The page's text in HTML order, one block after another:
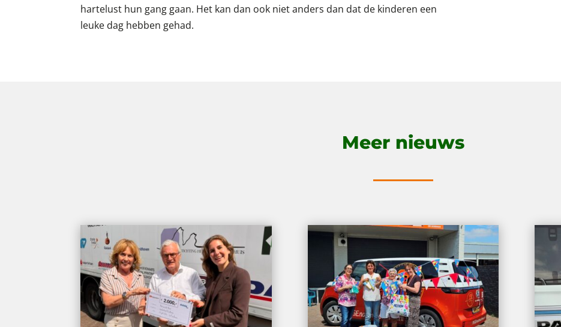
hartelust hun gang gaan. Het kan dan ook niet anders dan dat de kinderen een
leuke dag hebben gehad.
Meer nieuws